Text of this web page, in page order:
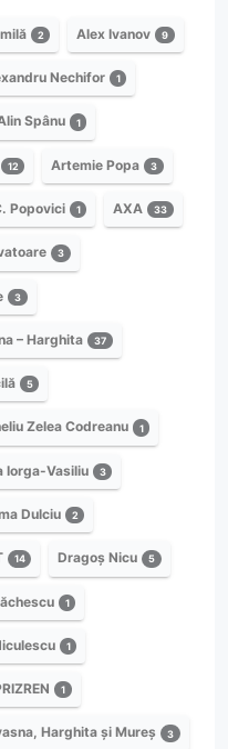
2 Alex Ivanov 9
Nechifor 1
Spânu 1
12 Artemie Popa 3
Popovici 1 AXA 33
3
3
– Harghita 37
5
Zelea Codreanu 1
Iorga-Vasiliu 3
Dulciu 2
14 Dragoș Nicu 5
1
1
1
Harghita și Mureș 3